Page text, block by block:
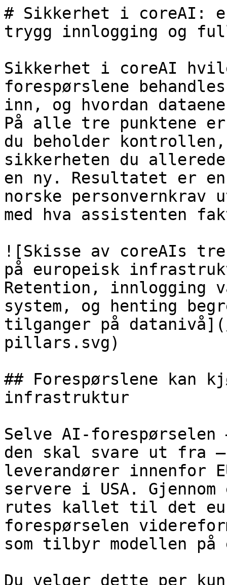
# Sikkerhet i coreAI:
trygg innlogging og
Sikkerhet i coreAI
forespørslene
inn, og hvordan
På alle tre punktene er
du beholder
sikkerheten du
en ny. Resultatet er
norske personvernkrav
med hva assistenten
![Skisse av coreAIs
på europeisk
Retention, innlogging
system, og henting
tilganger på
pillars.svg)
## Forespørslene kan
infrastruktur
Selve AI-
den skal svare ut fra –
leverandører innenfor
servere i USA. Gjennom
rutes kallet til det
forespørselen
som tilbyr modellen på
Du velger dette per